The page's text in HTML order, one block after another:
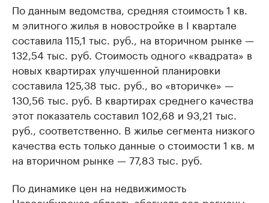
По данным ведомства, средняя стоимость 1 кв.
м элитного жилья в новостройке в I квартале
составила 115,1 тыс. руб., на вторичном рынке —
132,54 тыс. руб. Стоимость одного «квадрата» в
новых квартирах улучшенной планировки
составила 125,38 тыс. руб., во «вторичке» —
130,56 тыс. руб. В квартирах среднего качества
этот показатель составил 102,68 и 93,21 тыс.
руб., соответственно. В жилье сегмента низкого
качества есть только данные о стоимости 1 кв. м
на вторичном рынке — 77,83 тыс. руб.
По динамике цен на недвижимость